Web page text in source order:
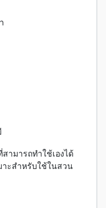
ามารถทำใช้เองได้
าะสำหรับใช้ในสวน